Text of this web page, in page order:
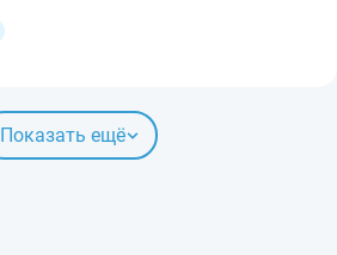
Показать ещё